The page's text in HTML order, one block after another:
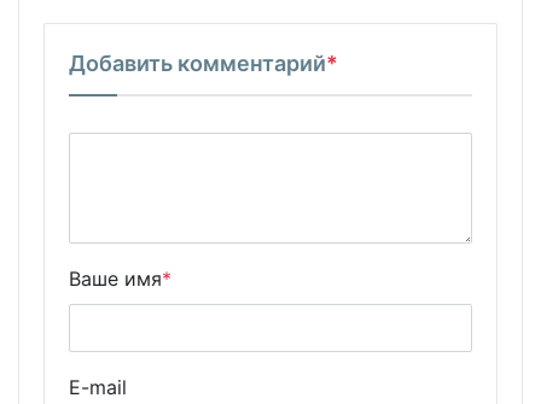
Добавить комментарий*
Ваше имя*
E-mail